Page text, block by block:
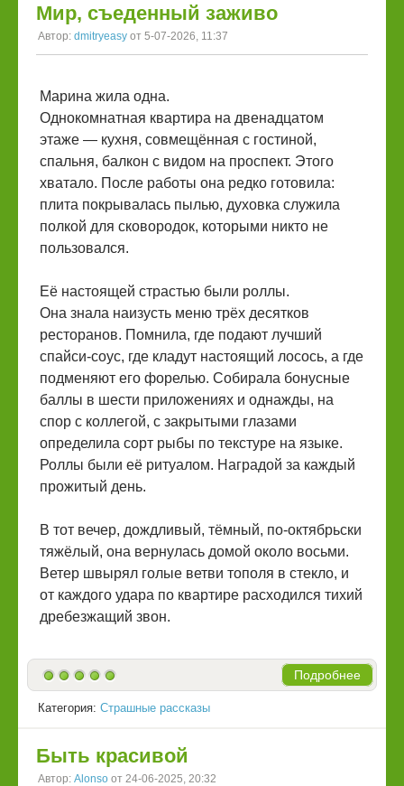
Мир, съеденный заживо
Автор: dmitryeasy от 5-07-2026, 11:37
Марина жила одна.
Однокомнатная квартира на двенадцатом
этаже — кухня, совмещённая с гостиной,
спальня, балкон с видом на проспект. Этого
хватало. После работы она редко готовила:
плита покрывалась пылью, духовка служила
полкой для сковородок, которыми никто не
пользовался.
Её настоящей страстью были роллы.
Она знала наизусть меню трёх десятков
ресторанов. Помнила, где подают лучший
спайси-соус, где кладут настоящий лосось, а где
подменяют его форелью. Собирала бонусные
баллы в шести приложениях и однажды, на
спор с коллегой, с закрытыми глазами
определила сорт рыбы по текстуре на языке.
Роллы были её ритуалом. Наградой за каждый
прожитый день.
В тот вечер, дождливый, тёмный, по-октябрьски
тяжёлый, она вернулась домой около восьми.
Ветер швырял голые ветви тополя в стекло, и
от каждого удара по квартире расходился тихий
дребезжащий звон.
Подробнее
Категория: Страшные рассказы
Быть красивой
Автор: Alonso от 24-06-2025, 20:32